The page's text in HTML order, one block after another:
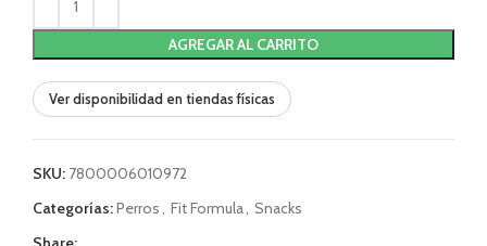
AGREGAR AL CARRITO
Ver disponibilidad en tiendas físicas
SKU: 7800006010972
Categorías:Perros, Fit Formula, Snacks